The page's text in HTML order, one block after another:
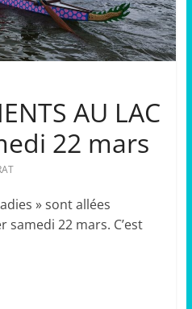
AU LAC
22 mars
» sont allées
samedi 22 mars. C’est